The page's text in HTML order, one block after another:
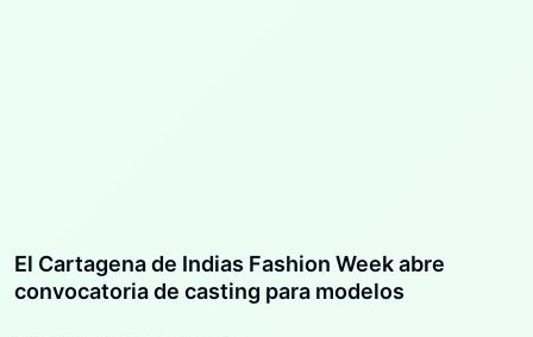
El Cartagena de Indias Fashion Week abre
convocatoria de casting para modelos